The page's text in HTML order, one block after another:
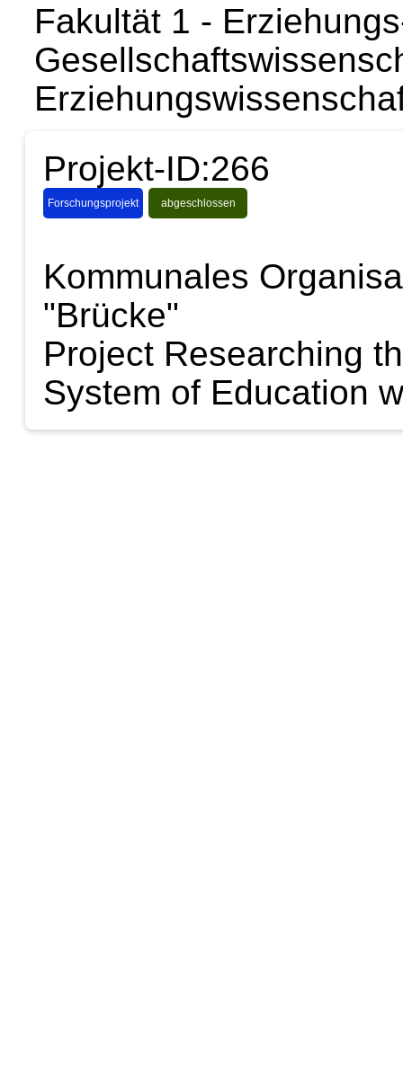
Fakultät 1 -
Projekt-ID:266
Forschungsprojekt abgeschlossen
Kommunales
"Brücke"
Project Researching
System of Education